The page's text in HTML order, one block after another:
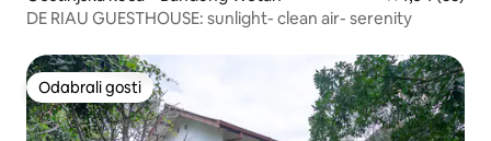
DE RIAU GUESTHOUSE: sunlight- clean air- serenity
Odabrali gosti
Odabrali gosti